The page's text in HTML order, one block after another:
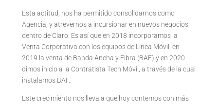
Esta actitud, nos ha permitido consolidarnos como
Agencia, y atrevernos a incursionar en nuevos negocios
dentro de Claro. Es así que en 2018 incorporamos la
Venta Corporativa con los equipos de Línea Móvil, en
2019 la venta de Banda Ancha y Fibra (BAF) y en 2020
dimos inicio a la Contratista Tech Móvil, a través de la cual
instalamos BAF.
Este crecimiento nos lleva a que hoy contemos con más